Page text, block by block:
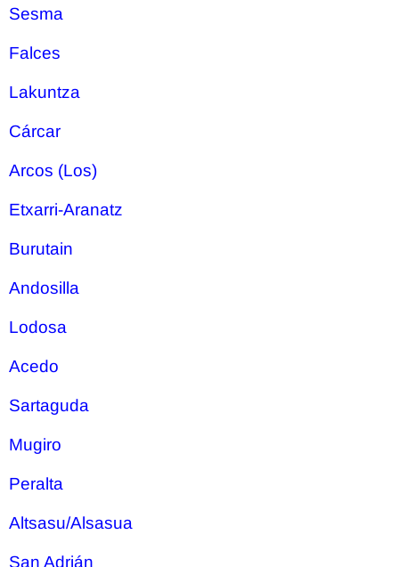
Sesma
Falces
Lakuntza
Cárcar
Arcos (Los)
Etxarri-Aranatz
Burutain
Andosilla
Lodosa
Acedo
Sartaguda
Mugiro
Peralta
Altsasu/Alsasua
San Adrián